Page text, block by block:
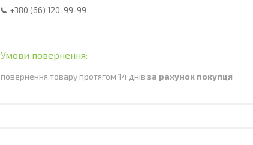
+380 (66) 120-99-99
повернення товару протягом 14 днів за рахунок покупця